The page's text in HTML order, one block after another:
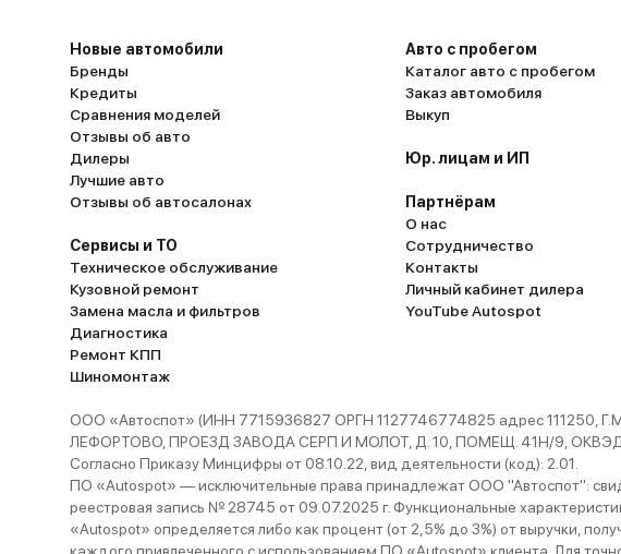
Новые автомобили
Бренды
Кредиты
Сравнения моделей
Отзывы об авто
Дилеры
Лучшие авто
Отзывы об автосалонах
Сервисы и ТО
Техническое обслуживание
Кузовной ремонт
Замена масла и фильтров
Диагностика
Ремонт КПП
Шиномонтаж
Авто с пробегом
Каталог авто с пробегом
Заказ автомобиля
Выкуп
Юр. лицам и ИП
Партнёрам
О нас
Сотрудничество
Контакты
Личный кабинет дилера
YouTube Autospot
ООО «Автоспот» (ИНН 7715936827 ОРГН 1127746774825 адрес 111250,
ЛЕФОРТОВО, ПРОЕЗД ЗАВОДА СЕРП И МОЛОТ, Д. 10, ПОМЕЩ. 41Н/9, ОКВЭД
Согласно Приказу Минцифры от 08.10.22, вид деятельности (код): 2.01.
ПО «Autospot» — исключительные права принадлежат ООО "Автоспот":
реестровая запись № 28745 от 09.07.2025 г. Функциональные
«Autospot» определяется либо как процент (от 2,5% до 3%) от выручки,